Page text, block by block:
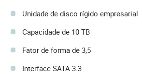
Unidade de disco rígido empresarial
Capacidade de 10 TB
Fator de forma de 3,5
Interface SATA-3.3